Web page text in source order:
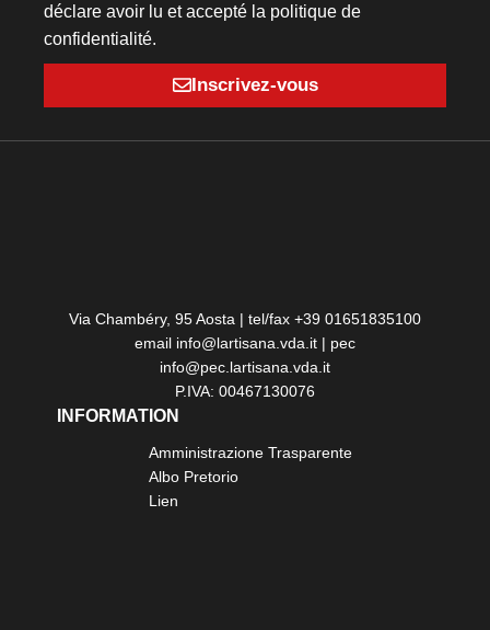
déclare avoir lu et accepté la politique de
confidentialité.
Inscrivez-vous
Via Chambéry, 95 Aosta | tel/fax +39 01651835100
email info@lartisana.vda.it | pec
info@pec.lartisana.vda.it
P.IVA: 00467130076
INFORMATION
Amministrazione Trasparente
Albo Pretorio
Lien